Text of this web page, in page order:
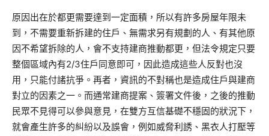
原因出在於都更需要達到一定面積，所以有許多房屋年限未
到，不需要重新拆建的住戶、無需求另有規劃的人、有其他原
因不希望拆除的人，會不支持建商推動都更，但法令規定只要
整個區域內有2/3住戶同意即可，因此造成這些人反對也沒
用，只能付諸抗爭。再者，資訊的不對稱也是造成住戶與建商
對立的因素之一。而通常建商提案、簽署文件後，之後的推動
民眾不見得可以參與意見，在雙方互信基礎不穩固的狀況下，
就會產生許多的糾紛以及誤會，例如威脅利誘、黑衣人打壓等